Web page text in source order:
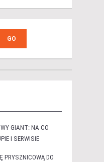
GIANT: NA CO
I SERWISIE
PRYSZNICOWĄ DO